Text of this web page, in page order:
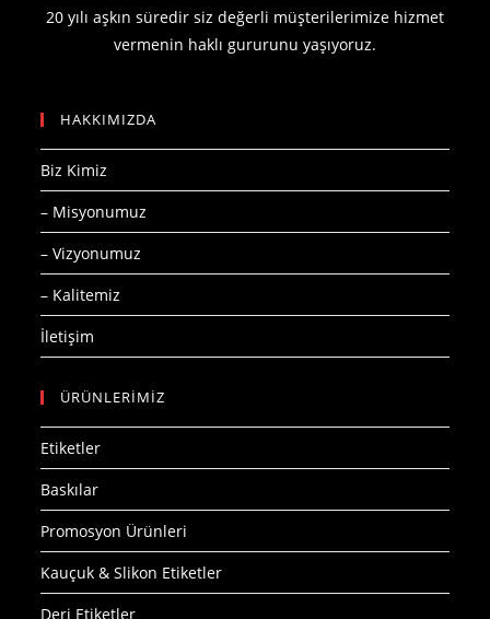
20 yılı aşkın süredir siz değerli müşterilerimize hizmet
vermenin haklı gururunu yaşıyoruz.
HAKKIMIZDA
Biz Kimiz
– Misyonumuz
– Vizyonumuz
– Kalitemiz
İletişim
ÜRÜNLERİMİZ
Etiketler
Baskılar
Promosyon Ürünleri
Kauçuk & Slikon Etiketler
Deri Etiketler